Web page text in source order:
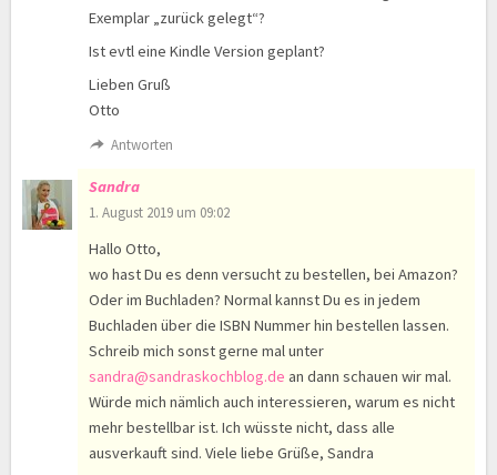
Exemplar „zurück gelegt“?
Ist evtl eine Kindle Version geplant?
Lieben Gruß
Otto
Antworten
Sandra
1. August 2019 um 09:02
Hallo Otto,
wo hast Du es denn versucht zu bestellen, bei Amazon?
Oder im Buchladen? Normal kannst Du es in jedem
Buchladen über die ISBN Nummer hin bestellen lassen.
Schreib mich sonst gerne mal unter
sandra@sandraskochblog.de an dann schauen wir mal.
Würde mich nämlich auch interessieren, warum es nicht
mehr bestellbar ist. Ich wüsste nicht, dass alle
ausverkauft sind. Viele liebe Grüße, Sandra